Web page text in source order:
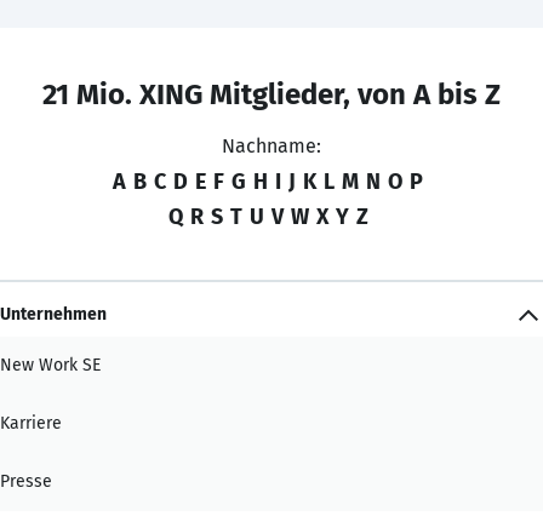
21 Mio. XING Mitglieder, von A bis Z
Nachname:
A B C D E F G H I J K L M N O P
Q R S T U V W X Y Z
Unternehmen
New Work SE
Karriere
Presse